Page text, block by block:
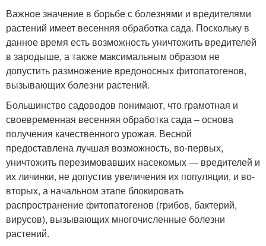
Важное значение в борьбе с болезнями и вредителями
растений имеет весенняя обработка сада. Поскольку в
данное время есть возможность уничтожить вредителей
в зародыше, а также максимальным образом не
допустить размножение вредоносных фитопатогенов,
вызывающих болезни растений.
Большинство садоводов понимают, что грамотная и
своевременная весенняя обработка сада – основа
получения качественного урожая. Весной
предоставлена лучшая возможность, во-первых,
уничтожить перезимовавших насекомых — вредителей и
их личинки, не допустив увеличения их популяции, и во-
вторых, а начальном этапе блокировать
распространение фитопатогенов (грибов, бактерий,
вирусов), вызывающих многочисленные болезни
растений.